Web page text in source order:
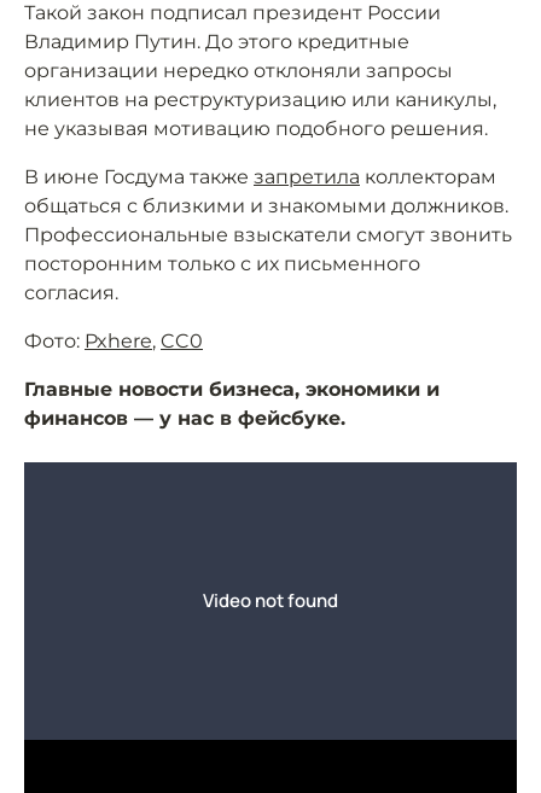
Такой закон подписал президент России
Владимир Путин. До этого кредитные
организации нередко отклоняли запросы
клиентов на реструктуризацию или каникулы,
не указывая мотивацию подобного решения.
В июне Госдума также запретила коллекторам
общаться с близкими и знакомыми должников.
Профессиональные взыскатели смогут звонить
посторонним только с их письменного
согласия.
Фото: Pxhere, CC0
Главные новости бизнеса, экономики и
финансов — у нас в фейсбуке.